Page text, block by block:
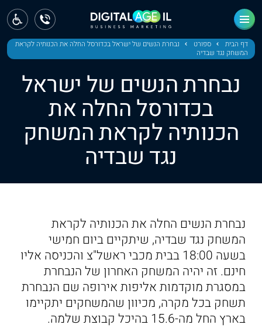
דף הבית ספורט
נבחרת הנשים של ישראל בכדורסל החלה את הכנותיה לקראת
המשחק נגד שבדיה
נבחרת הנשים של ישראל
בכדורסל החלה את
הכנותיה לקראת המשחק
נגד שבדיה
נבחרת הנשים החלה את הכנותיה לקראת
המשחק נגד שבדיה, שיתקיים ביום חמישי
בשעה 18:00 בבית מכבי ראשל"צ והכניסה אליו
חינם. זה יהיה המשחק האחרון של הנבחרת
במסגרת מוקדמות אליפות אירופה שם הנבחרת
תשחק בכל מקרה, מכיוון שהמשחקים יתקיימו
בארץ החל מה-15.6 בהיכל קבוצת שלמה.
ראשי
חדשות
מחוז חיפה
מחוז מרכז
מחוז דרום